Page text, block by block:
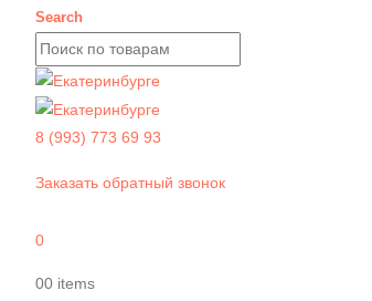
Search
8 (993) 773 69 93
Заказать обратный звонок
0
00 items